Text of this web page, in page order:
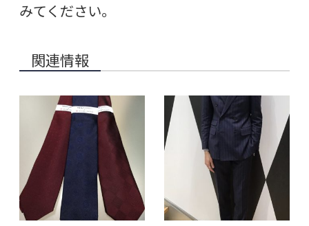
みてください。
関連情報